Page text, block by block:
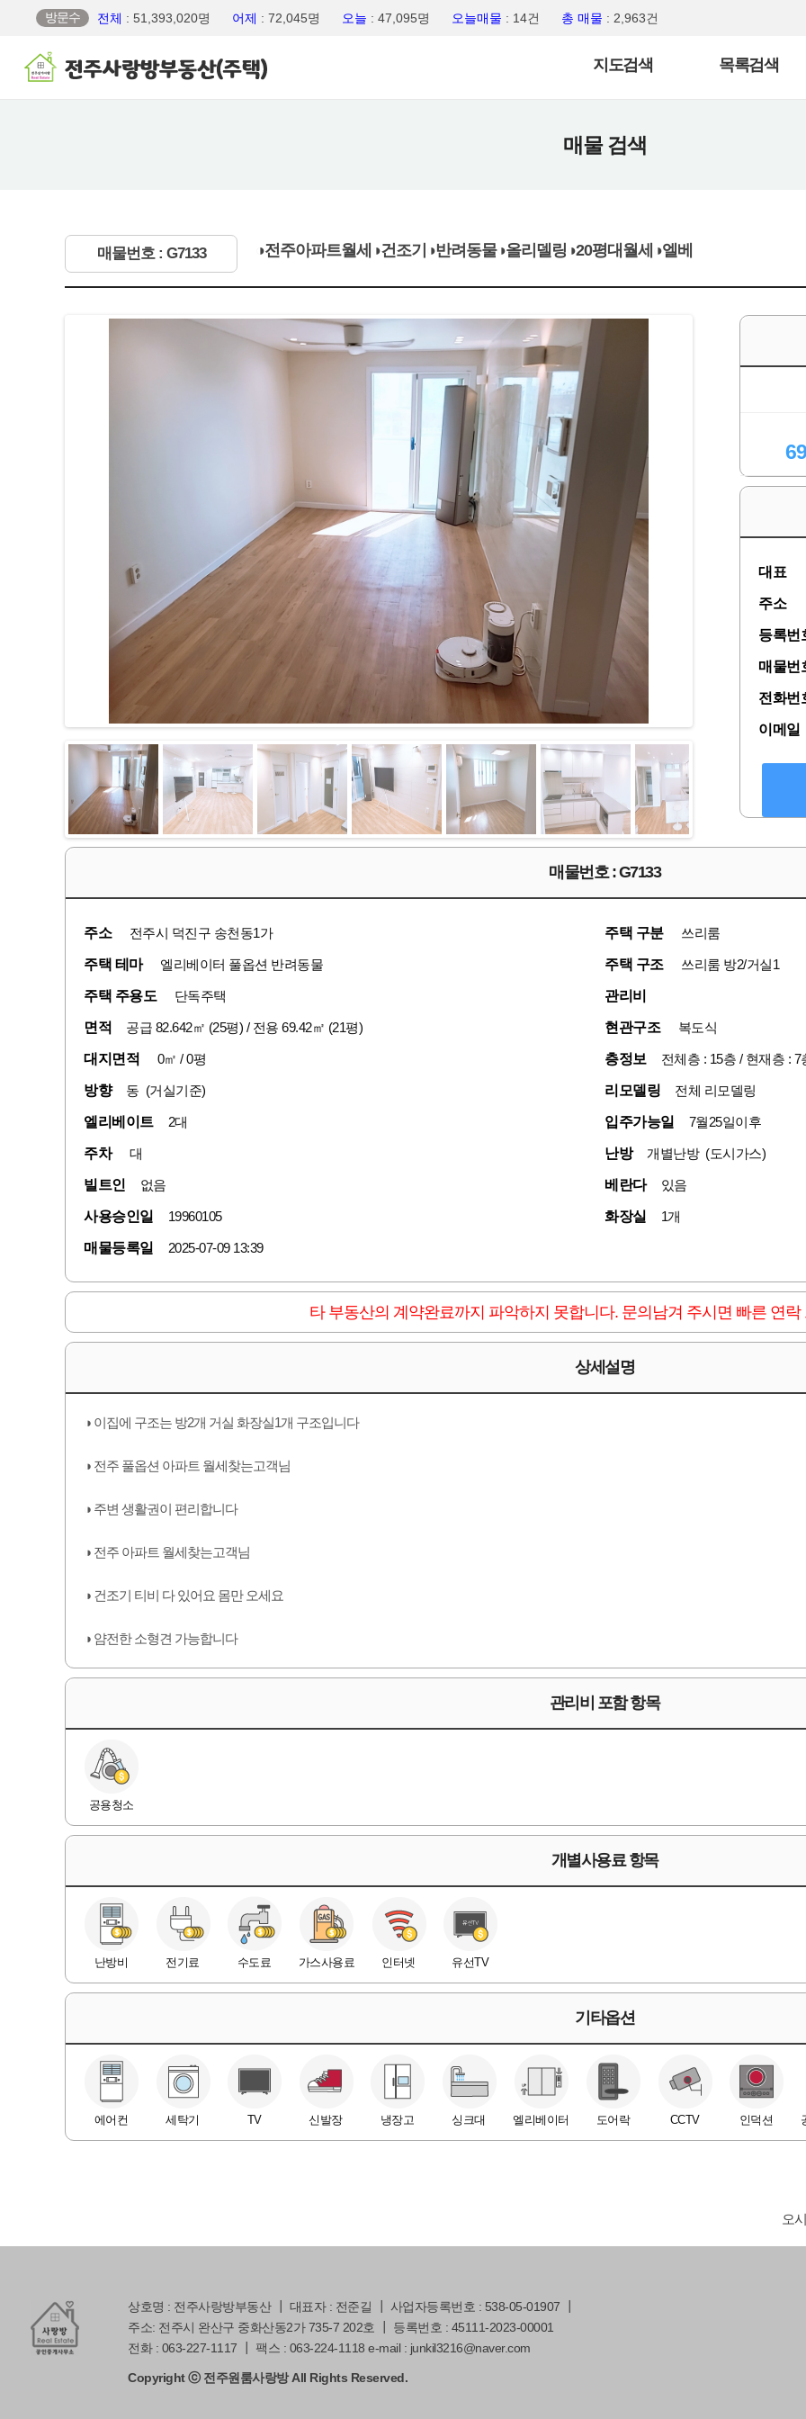
방문수 전체 : 51,393,020명 어제 : 72,045명 오늘 : 47,095명 오늘매물 : 14건 총 매물 : 2,963건
지도검색 목록검색
매물 검색
매물번호 : G7133 ◑전주아파트월세◑건조기◑반려동물◑올리델링◑20평대월세◑엘베
대표
주소
등록번
매물번
전화번
이메일
매물번호 : G7133
주소 전주시 덕진구 송천동1가 주택 구분 쓰리룸
주택 테마 엘리베이터 풀옵션 반려동물 주택 구조 쓰리룸 방2/거실1
주택 주용도 단독주택 관리비
면적 공급 82.642㎡ (25평) / 전용 69.42㎡ (21평) 현관구조 복도식
대지면적 0㎡ / 0평 층정보 전체층 : 15층 / 현재층 : 7
방향 동 (거실기준) 리모델링 전체 리모델링
엘리베이트 2대 입주가능일 7월25일이후
주차 대 난방 개별난방 (도시가스)
빌트인 없음 베란다 있음
사용승인일 19960105 화장실 1개
매물등록일 2025-07-09 13:39
타 부동산의 계약완료까지 파악하지 못합니다. 문의남겨 주시면 빠른 연락
상세설명
◑ 이집에 구조는 방2개 거실 화장실1개 구조입니다
◑ 전주 풀옵션 아파트 월세찾는고객님
◑ 주변 생활권이 편리합니다
◑ 전주 아파트 월세찾는고객님
◑ 건조기 티비 다 있어요 몸만 오세요
◑ 얌전한 소형견 가능합니다
관리비 포함 항목
공용청소
개별사용료 항목
난방비 전기료 수도료 가스사용료 인터넷 유선TV
기타옵션
에어컨 세탁기 TV 신발장 냉장고 싱크대 엘리베이터 도어락 CCTV 인덕션
오
상호명 : 전주사랑방부동산 ┃ 대표자 : 전준길 ┃ 사업자등록번호 : 538-05-01907 ┃
주소: 전주시 완산구 중화산동2가 735-7 202호 ┃ 등록번호 : 45111-2023-00001
전화 : 063-227-1117 ┃ 팩스 : 063-224-1118 e-mail : junkil3216@naver.com
Copyright ⓒ 전주원룸사랑방 All Rights Reserved.